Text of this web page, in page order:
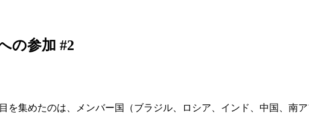
の参加 #2
集めたのは、メンバー国（ブラジル、ロシア、インド、中国、南